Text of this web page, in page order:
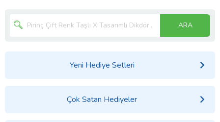
ARA
Yeni Hediye Setleri
Çok Satan Hediyeler